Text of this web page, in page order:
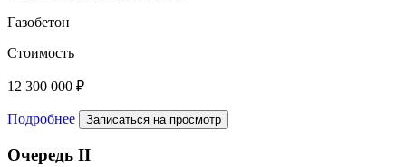
Газобетон
Стоимость
12 300 000 ₽
Подробнее Записаться на просмотр
Очередь II